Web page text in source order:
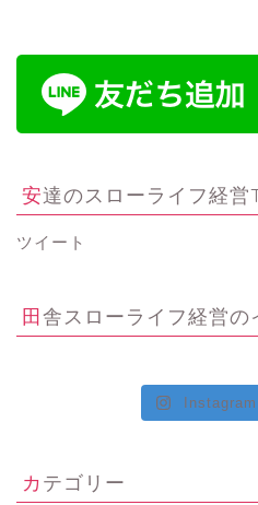
安達のスローライフ経
ツイート
田舎スローライフ経営
カテゴリー